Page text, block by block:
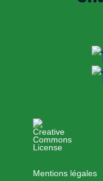
Mentions légales